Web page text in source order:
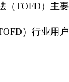
TOFD）主要
）行业用